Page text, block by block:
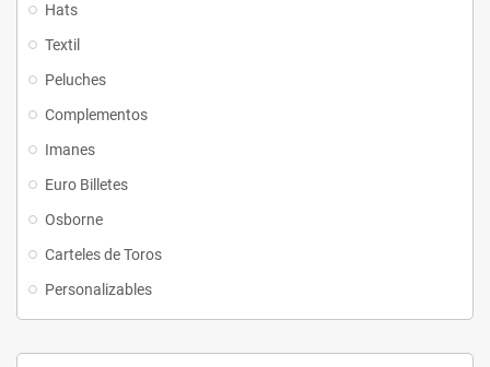
Hats
Textil
Peluches
Complementos
Imanes
Euro Billetes
Osborne
Carteles de Toros
Personalizables